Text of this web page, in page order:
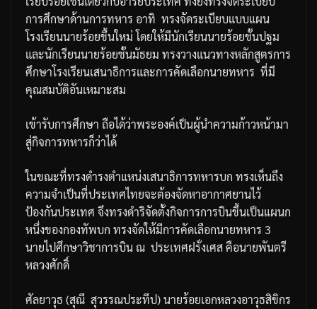
การศึกษาด้านการทหาร อาทิ ทรงจัดระเบียบแบบแผน
โรงเรียนนายร้อยขึ้นใหม่ โดยให้มีนักเรียนนายร้อยชั้นปฐม
และนักเรียนนายร้อยชั้นมัธยม ทรงวางแนวทางหลักสูตรการ
ศึกษาโรงเรียนเสนาธิการและการคัดเลือกนายทหาร ที่มี
คุณสมบัติอันเหมาะสม
เข้ารับการศึกษา ถือได้ว่าพระองค์เป็นผู้นำความก้าวหน้ามา
สู่กิจการทหารก็ว่าได้
ในขณะที่ทรงดำรงตำแหน่งเสนาธิการทหารบก ทรงเห็นถึง
ความจำเป็นที่ประเทศไทยจะต้องจัดหาอากาศยานไว้
ป้องกันประเทศ จึงทรงดำริจัดตั้งกิจการการบินขึ้นเป็นแผนก
หนึ่งของกองทัพบก ทรงจัดให้มีการคัดเลือกนายทหาร 3
นายไปศึกษาวิชาการบินณ ประเทศฝรั่งเศสคือนายพันตรี
หลวงศักดิ์
ศัลยาวุธ (สุณี สุวรรณประทีป)นายร้อยเอกหลวงอาวุธสิขิกร